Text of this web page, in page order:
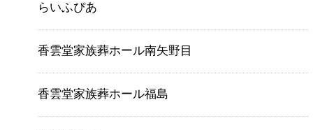
らいふぴあ
香雲堂家族葬ホール南矢野目
香雲堂家族葬ホール福島